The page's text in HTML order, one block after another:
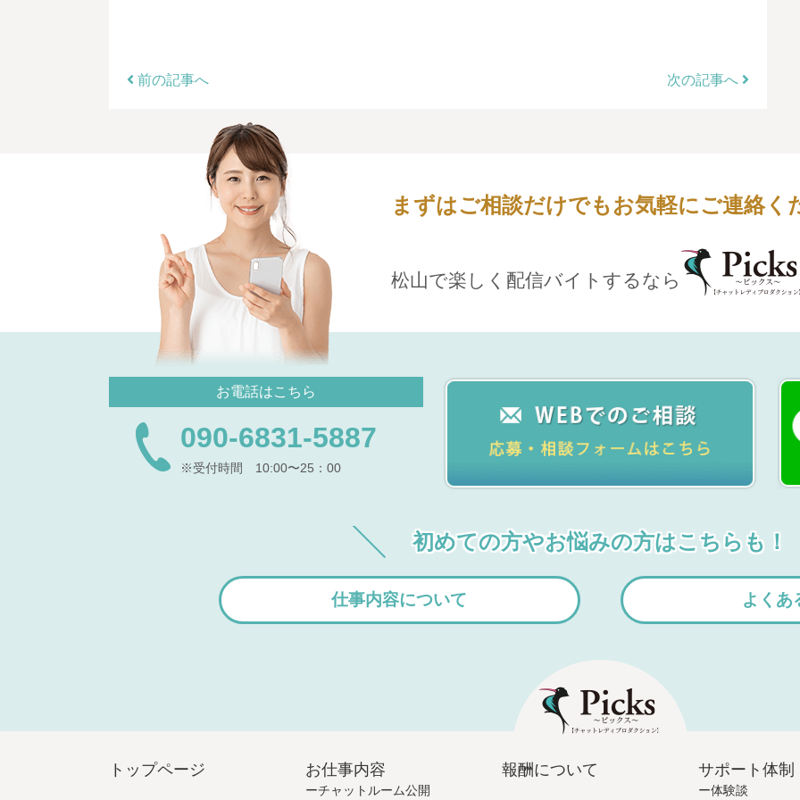
前の記事へ 次の記事へ
まずはご相談だけでもお気軽にご連絡く
松山で楽しく配信バイトするなら
お電話はこちら
090-6831-5887
※受付時間 10:00〜25：00
初めての方やお悩みの方はこちらも！
仕事内容について よくあ
トップページ お仕事内容
チャットルーム公開
報酬について サポート体制
体験談